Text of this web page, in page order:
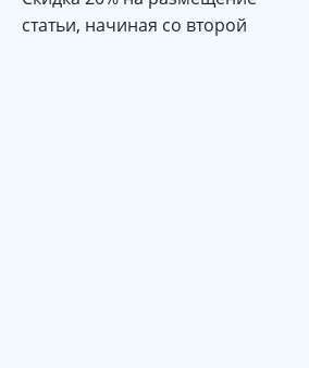
статьи, начиная со второй